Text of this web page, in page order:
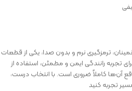
ترمزگیری نرم و بدون صدا، یکی از قطعات
تجربه رانندگی ایمن و مطمئن، استفاده از
آن‌ها کاملاً ضروری است. با انتخاب درست،
تجربه کنید